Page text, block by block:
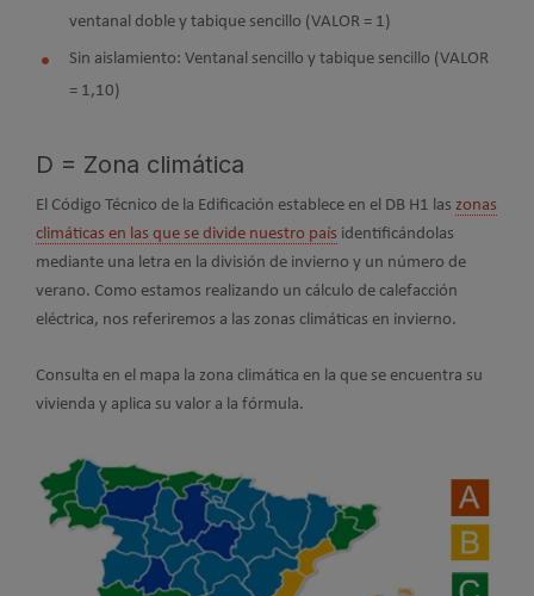
ventanal doble y tabique sencillo (VALOR = 1)
Sin aislamiento: Ventanal sencillo y tabique sencillo (VALOR
= 1,10)
D = Zona climática
El Código Técnico de la Edificación establece en el DB H1 las zonas
climáticas en las que se divide nuestro país identificándolas
mediante una letra en la división de invierno y un número de
verano. Como estamos realizando un cálculo de calefacción
eléctrica, nos referiremos a las zonas climáticas en invierno.
Consulta en el mapa la zona climática en la que se encuentra su
vivienda y aplica su valor a la fórmula.